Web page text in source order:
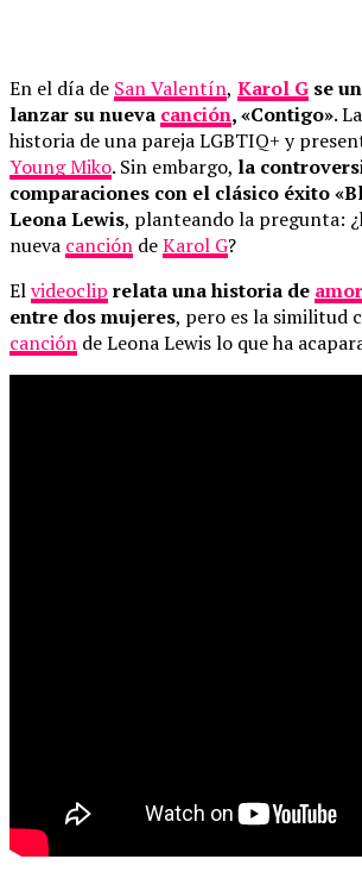
En el día de San Valentín, Karol G se
lanzar su nueva canción, «Contigo». La
historia de una pareja LGBTIQ+ y
Young Miko. Sin embargo, la
comparaciones con el clásico éxito
Leona Lewis, planteando la pregunta:
nueva canción deKarol G?
Elvideoclip relata una historia de amor
entre dos mujeres, pero es la similitud
canción de Leona Lewis lo que ha